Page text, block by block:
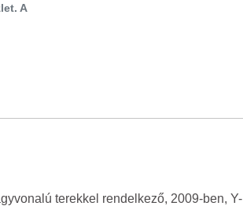
A
terekkel rendelkező, 2009-ben, Y-